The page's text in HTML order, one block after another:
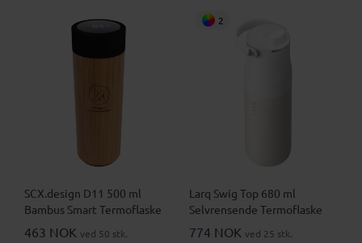
SCX.design D11 500 ml
Bambus Smart Termoflaske
463 NOK ved 50 stk.
2
Larq Swig Top 680 ml
Selvrensende Termoflaske
774 NOK ved 25 stk.